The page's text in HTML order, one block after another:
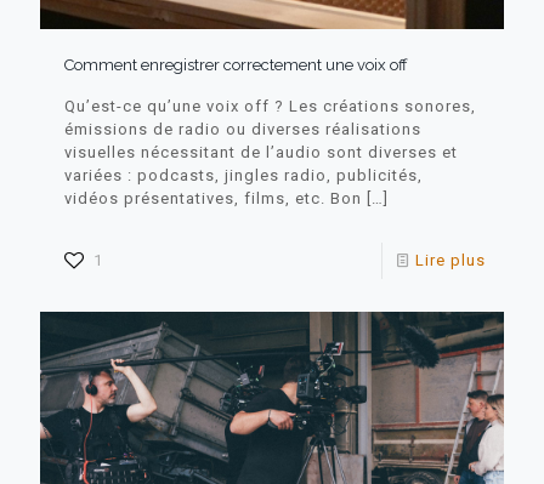
Comment enregistrer correctement une voix off
Qu’est-ce qu’une voix off ? Les créations sonores,
émissions de radio ou diverses réalisations
visuelles nécessitant de l’audio sont diverses et
variées : podcasts, jingles radio, publicités,
vidéos présentatives, films, etc. Bon
1 Lire plus